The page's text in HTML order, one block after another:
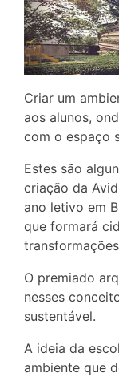
Criar um
aos alunos,
com o espaço
Estes são
criação da
ano letivo em
que formará
O premiado
nesses
sustentável.
A ideia da
ambiente que